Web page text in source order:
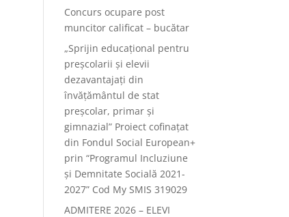
Concurs ocupare post
muncitor calificat – bucătar
„Sprijin educațional pentru
preșcolarii și elevii
dezavantajați din
învățământul de stat
preșcolar, primar și
gimnazial” Proiect cofinațat
din Fondul Social European+
prin “Programul Incluziune
și Demnitate Socială 2021-
2027” Cod My SMIS 319029
ADMITERE 2026 – ELEVI